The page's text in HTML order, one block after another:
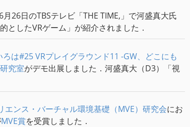
26日のTBSテレビ「THE TIME,」で河盛真大氏
としたVRゲーム」が紹介されました．
ろは#25 VRプレイグラウンド11 -GW、どこにも
究室がデモ出展しました．河盛真大（D3）「視
エンス・バーチャル環境基礎（MVE）研究会にお
MVE賞を受賞しました．